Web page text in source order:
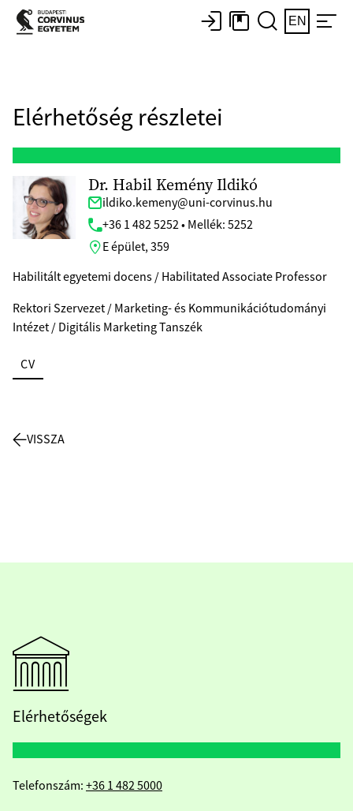
EN
Elérhetőség részletei
Dr. Habil Kemény Ildikó
ildiko.kemeny@uni-corvinus.hu
+36 1 482 5252 • Mellék: 5252
E épület, 359
Habilitált egyetemi docens / Habilitated Associate Professor
Rektori Szervezet / Marketing- és Kommunikációtudományi
Intézet / Digitális Marketing Tanszék
CV
VISSZA
Elérhetőségek
Telefonszám: +36 1 482 5000